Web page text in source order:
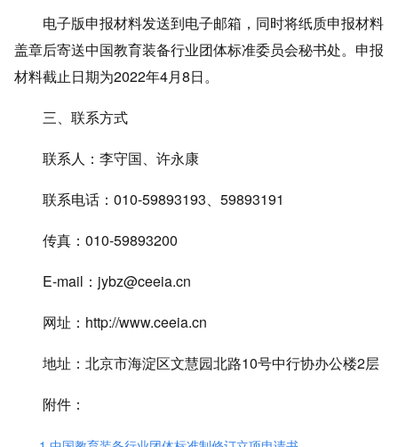
电子版申报材料发送到电子邮箱，同时将纸质申报材料
盖章后寄送中国教育装备行业团体标准委员会秘书处。申报
材料截止日期为2022年4月8日。
三、联系方式
联系人：李守国、许永康
联系电话：010-59893193、59893191
传真：010-59893200
E-mail：jybz@ceeia.cn
网址：http://www.ceeia.cn
地址：北京市海淀区文慧园北路10号中行协办公楼2层
附件：